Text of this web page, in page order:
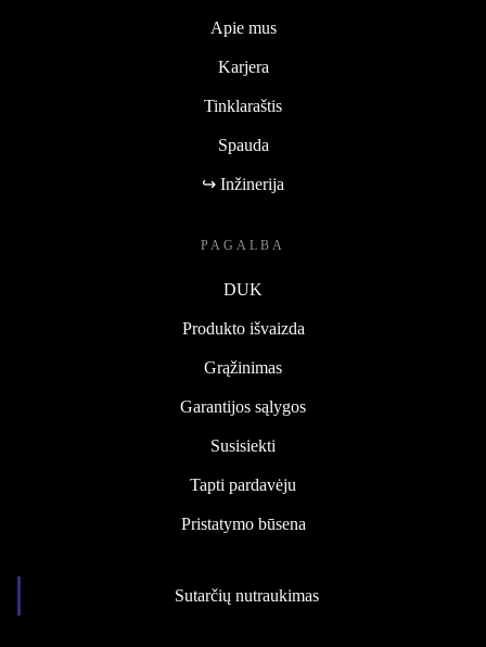
Apie mus
Karjera
Tinklaraštis
Spauda
↪ Inžinerija
PAGALBA
DUK
Produkto išvaizda
Grąžinimas
Garantijos sąlygos
Susisiekti
Tapti pardavėju
Pristatymo būsena
Sutarčių nutraukimas